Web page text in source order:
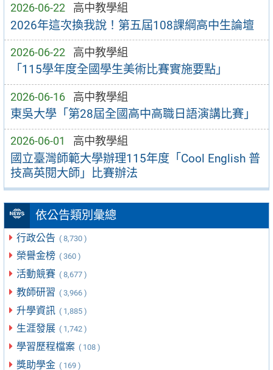
2026-06-22 高中教學組
2026年這次換我說！第五屆108課綱高中生論壇
2026-06-22 高中教學組
「115學年度全國學生美術比賽實施要點」
2026-06-16 高中教學組
東吳大學「第28屆全國高中高職日語演講比賽」
2026-06-01 高中教學組
國立臺灣師範大學辦理115年度「Cool English 普
技高英閱大師」比賽辦法
依公告類別彙總
行政公告 ( 8,730 )
榮譽金榜 ( 360 )
活動競賽 ( 8,677 )
教師研習 ( 3,966 )
升學資訊 ( 1,885 )
生涯發展 ( 1,742 )
學習歷程檔案 ( 108 )
獎助學金 ( 169 )